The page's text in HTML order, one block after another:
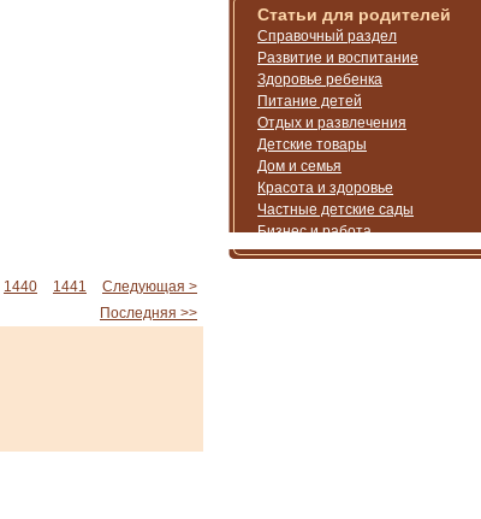
1440 1441
Следующая >
Последняя >>
Статьи для родителей
Справочный раздел
Развитие и воспитание
Здоровье ребенка
Питание детей
Отдых и развлечения
Детские товары
Дом и семья
Красота и здоровье
Частные детские сады
Бизнес и работа